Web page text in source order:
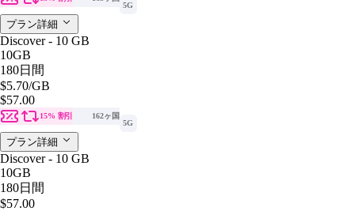
5G
プラン詳細
Discover - 10 GB
10GB
180日間
$5.70/GB
$57.00
15% 割引
162ヶ国
5G
プラン詳細
Discover - 10 GB
10GB
180日間
$57.00